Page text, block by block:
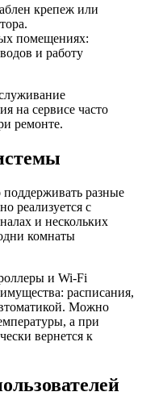
крепеж или
помещениях:
и работу
на сервисе часто
ремонте.
разные
реализуется с
и нескольких
комнаты
и Wi‑Fi
расписания,
Можно
а при
вернется к